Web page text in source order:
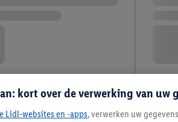
kort over de verwerking van uw
Lidl-websites en -apps, verwerken uw